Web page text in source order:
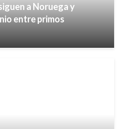
a Noruega y
entre primos